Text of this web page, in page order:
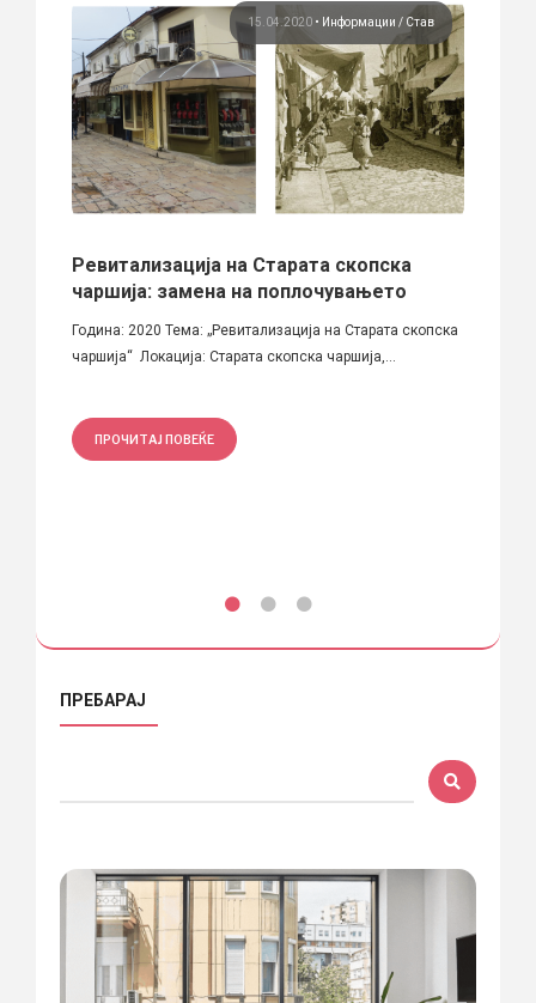
15.04.2020 • Информации Став
Ревитализација на Старата скопска
чаршија: замена на поплочувањето
Година: 2020 Тема: „Ревитализација на Старата скопска
чаршија“ Локација: Старата скопска чаршија,...
ПРОЧИТАЈ ПОВЕЌЕ
ПРЕБАРАЈ